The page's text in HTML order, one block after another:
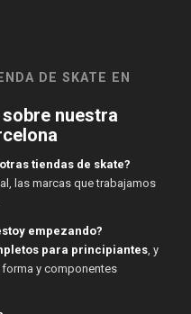
DE SKATE EN
nuestra
tiendas de skate?
las marcas que trabajamos
empezando?
para principiantes, y
y componentes